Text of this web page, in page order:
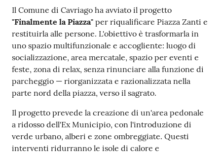
Il Comune di Cavriago ha avviato il progetto
"Finalmente la Piazza" per riqualificare Piazza Zanti e
restituirla alle persone. L'obiettivo è trasformarla in
uno spazio multifunzionale e accogliente: luogo di
socializzazione, area mercatale, spazio per eventi e
feste, zona di relax, senza rinunciare alla funzione di
parcheggio — riorganizzata e razionalizzata nella
parte nord della piazza, verso il sagrato.
Il progetto prevede la creazione di un'area pedonale
a ridosso dell'Ex Municipio, con l'introduzione di
verde urbano, alberi e zone ombreggiate. Questi
interventi ridurranno le isole di calore e